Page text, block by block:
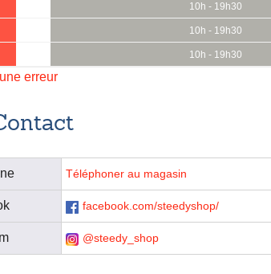
10h - 19h30
10h - 19h30
10h - 19h30
erreur
Téléphoner au magasin
facebook.com/steedyshop/
@steedy_shop